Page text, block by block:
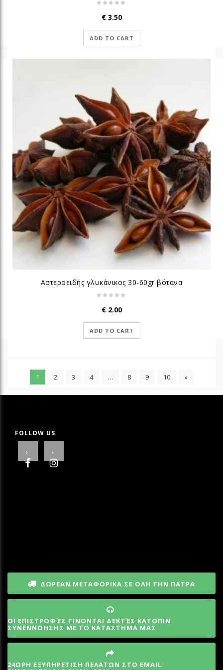
€3.50
ADD TO CART
Αστεροειδής γλυκάνικος 30-60gr βότανα
€2.00
ADD TO CART
1 2 3 4 … 8 9 10 »
FOLLOW US
ΔΩΡΕΑΝ ΜΕΤΑΦΟΡΙΚΑ ΣΕ ΟΛΗ ΤΗΝ ΠΑΤΡΑ
ΟΙ ΕΠΙΣΤΡΟΦΈΣ ΓΙΝΟΝΤΑΙ ΔΕΚΤΈΣ ΚΑΤΟΠΙΝ
ΣΥΝΕΝΝΟΗΣΗΣ ΜΕ ΤΟ ΚΑΤΑΣΤΗΜΑ ΜΑΣ
24ΩΡΗ ΕΞΥΠΗΡΕΤΙΣΗ ΠΕΛΑΤΩΝ ΣΤΟ EMAIL: